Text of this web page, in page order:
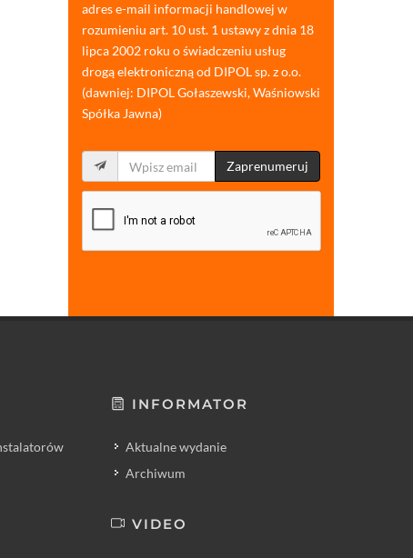
adres e-mail informacji handlowej w
rozumieniu art. 10 ust. 1 ustawy z dnia 18
lipca 2002 roku o świadczeniu usług
drogą elektroniczną od DIPOL sp. z o.o.
(dawniej: DIPOL Gołaszewski, Waśniowski
Spółka Jawna)
Zaprenumeruj
INFORMATOR
Aktualne wydanie
Archiwum
VIDEO